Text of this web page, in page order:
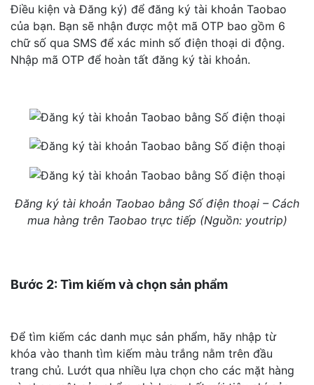
Điều kiện và Đăng ký) để đăng ký tài khoản Taobao
của bạn. Bạn sẽ nhận được một mã OTP bao gồm 6
chữ số qua SMS để xác minh số điện thoại di động.
Nhập mã OTP để hoàn tất đăng ký tài khoản.
Đăng ký tài khoản Taobao bằng Số điện thoại – Cách
mua hàng trên Taobao trực tiếp (Nguồn: youtrip)
Bước 2: Tìm kiếm và chọn sản phẩm
Để tìm kiếm các danh mục sản phẩm, hãy nhập từ
khóa vào thanh tìm kiếm màu trắng nằm trên đầu
trang chủ. Lướt qua nhiều lựa chọn cho các mặt hàng